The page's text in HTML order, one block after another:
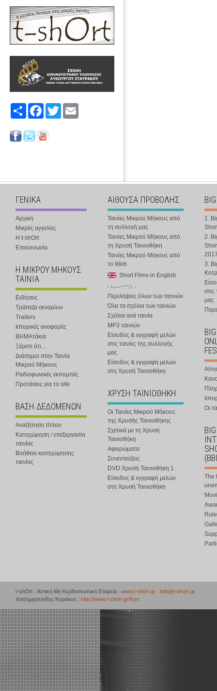
Share FacebookTwitter
ΓΕΝΙΚΑ
Αρχική
Μικρές αγγελίες
Η t-shOrt
Επικοινωνία
Η ΜΙΚΡΟΥ ΜΗΚΟΥΣ
ΤΑΙΝΙΑ
Ειδήσεις
Τράπεζα σεναρίων
Trailers
Ιστορικές αναφορές
ΒΗΜΑτάκια
Ξέρετε ότι...
Διάσημοι στην Ταινία
Μικρού Μήκους
Ραδιοφωνικές εκπομπές
Προτάσεις για το site
ΒΑΣΗ ΔΕΔΟΜΕΝΩΝ
Αναζήτηση τίτλου
Καταχώρηση / επεξεργασία
ταινίας
Βοήθεια καταχώρησης
ταινίας
ΑΙΘΟΥΣΑ ΠΡΟΒΟΛΗΣ
Ταινίες Μικρού Μήκους από
τη συλλογή μας
Ταινίες Μικρού Μήκους από
τη Χρυσή Ταινιοθήκη
Ταινίες Μικρού Μήκους από
το Web
Short Films in English
Περιλήψεις όλων των ταινιών
Όλα τα σχόλια των ταινιών
Σχόλια ανά ταινία
MP3 ταινιών
Είσοδος & εγγραφή μελών
στις ταινίες της συλλογής
μας
Είσοδος & εγγραφή μελών
στη Χρυσή Ταινιοθήκη
ΧΡΥΣΗ ΤΑΙΝΙΟΘΗΚΗ
Οι Ταινίες Μικρού Μήκους
της Χρυσής Ταινιοθήκης
Σχετικά με τη Χρυσή
Ταινιοθήκη
Αφιερώματα
Συνεντεύξεις
DVD Χρυσή Ταινιοθήκη 1
Είσοδος & εγγραφή μελών
στη Χρυσή Ταινιοθήκη
1.
2.
3.
στις
μας
Οι
The
t-shOrt : Αστική Μη Κερδοσκοπική Εταιρεία : www.t-short.gr : info@t-short.gr
Χατζημιχαηλίδης Κυριάκος : http://www.t-short.gr/Kyr/